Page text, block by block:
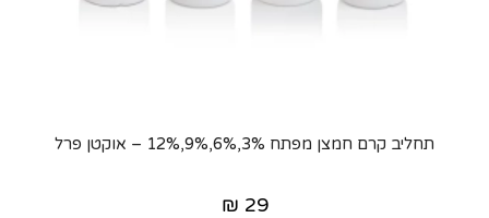
תחליב קרם חמצן מפתח 3%,6%,9%,12% – אוקטן פרל
₪ 29